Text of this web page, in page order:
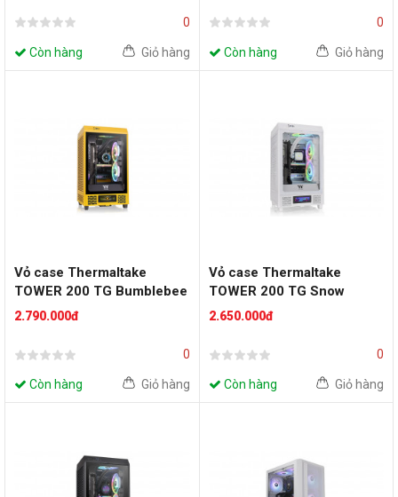
0
Còn hàng Giỏ hàng
0
Còn hàng Giỏ hàng
Vỏ case Thermaltake
TOWER 200 TG Bumblebee
2.790.000đ
0
Còn hàng Giỏ hàng
Vỏ case Thermaltake
TOWER 200 TG Snow
2.650.000đ
0
Còn hàng Giỏ hàng